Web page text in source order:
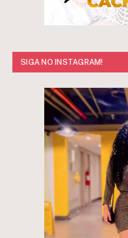
SIGA NO INSTAGRAM!